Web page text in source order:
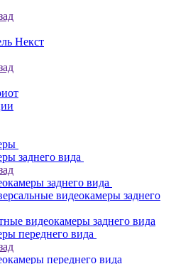
Некст
заднего вида
заднего вида
видеокамеры заднего
видеокамеры заднего вида
переднего вида
переднего вида